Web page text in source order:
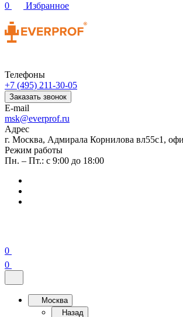
0
Избранное
Телефоны
+7 (495) 211-30-05
Заказать звонок
E-mail
msk@everprof.ru
Адрес
г. Москва, Адмирала Корнилова вл55с1,
Режим работы
Пн. – Пт.: с 9:00 до 18:00
0
0
Москва
Назад